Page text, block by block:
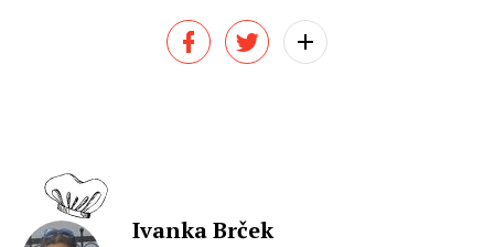
Ivanka Brček